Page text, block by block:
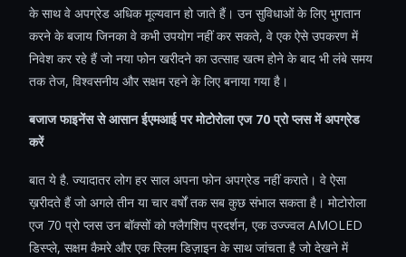
के साथ वे अपग्रेड अधिक मूल्यवान हो जाते हैं। उन सुविधाओं के लिए भुगतान
करने के बजाय जिनका वे कभी उपयोग नहीं कर सकते, वे एक ऐसे उपकरण में
निवेश कर रहे हैं जो नया फोन खरीदने का उत्साह खत्म होने के बाद भी लंबे समय
तक तेज, विश्वसनीय और सक्षम रहने के लिए बनाया गया है।
बजाज फाइनेंस से आसान ईएमआई पर मोटोरोला एज 70 प्रो प्लस में अपग्रेड
करें
बात ये है. ज्यादातर लोग हर साल अपना फोन अपग्रेड नहीं कराते। वे ऐसा
ख़रीदते हैं जो अगले तीन या चार वर्षों तक सब कुछ संभाल सकता है। मोटोरोला
एज 70 प्रो प्लस उन बॉक्सों को फ्लैगशिप प्रदर्शन, एक उज्ज्वल AMOLED
डिस्प्ले, सक्षम कैमरे और एक स्लिम डिज़ाइन के साथ जांचता है जो देखने में